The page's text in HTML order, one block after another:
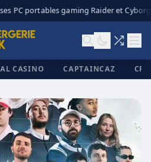
PC portables gaming Raider et
CASINO CAPTAINCAZ
✕